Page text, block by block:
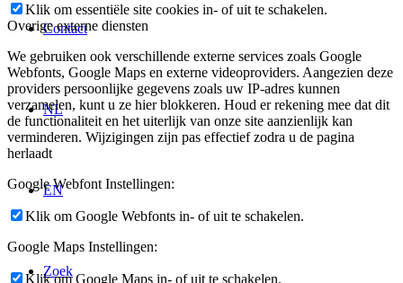
Contact
NL
EN
Zoek
Klik om essentiële site cookies in- of uit te schakelen.
Overige externe diensten
We gebruiken ook verschillende externe services zoals Google
Webfonts, Google Maps en externe videoproviders. Aangezien deze
providers persoonlijke gegevens zoals uw IP-adres kunnen
verzamelen, kunt u ze hier blokkeren. Houd er rekening mee dat dit
de functionaliteit en het uiterlijk van onze site aanzienlijk kan
verminderen. Wijzigingen zijn pas effectief zodra u de pagina
herlaadt
Google Webfont Instellingen:
Klik om Google Webfonts in- of uit te schakelen.
Google Maps Instellingen:
Klik om Google Maps in- of uit te schakelen.